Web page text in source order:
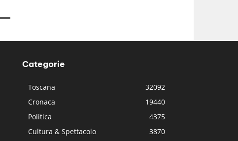
Categorie
Toscana
32092
Cronaca
19440
Politica
4375
Cultura & Spettacolo
3870